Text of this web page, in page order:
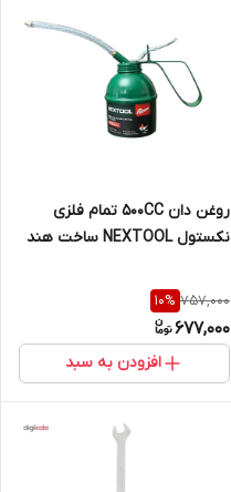
روغن دان 500CC تمام فلزی
نکستول NEXTOOL ساخت هند
757,000
10%
677,000
افزودن به سبد